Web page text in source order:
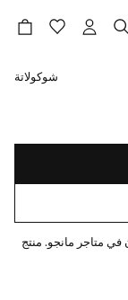
شوكولاتة
في متاجر مانجو. منتج